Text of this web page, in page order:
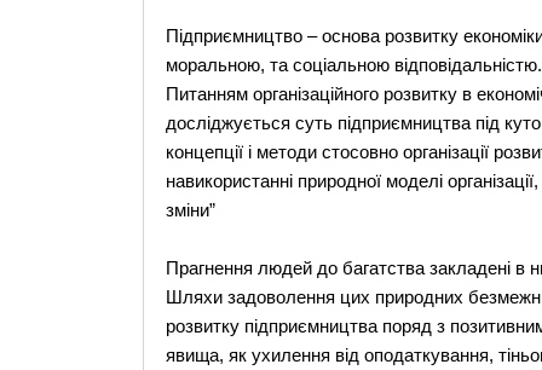
Підприємництво – основа розвитку
моральною, та соціальною
Питанням організаційного розвитку в
досліджується суть підприємництва під
концепції і методи стосовно організації
навикористанні природної моделі
зміни”
Прагнення людей до багатства закладені в
Шляхи задоволення цих природних
розвитку підприємництва поряд з
явища, як ухилення від оподаткування,